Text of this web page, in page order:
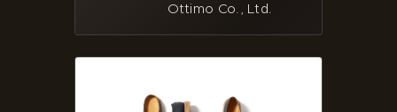
Ottimo Co., Ltd.